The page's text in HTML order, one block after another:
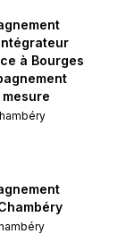
à Bourges
mesure